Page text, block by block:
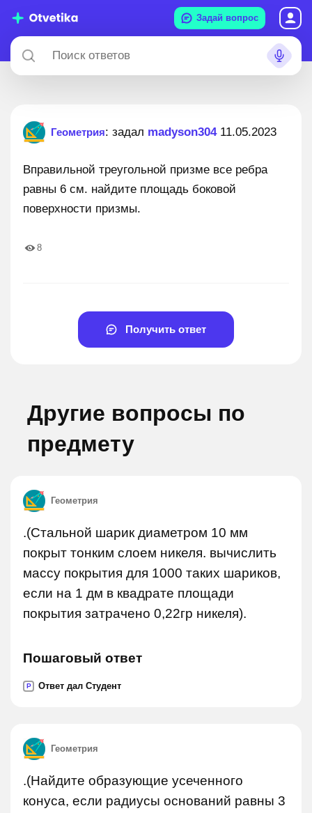
Задай вопрос
Геометрия: задал madyson30411.05.2023
Вправильной треугольной призме все ребра
равны 6 см. найдите площадь боковой
поверхности призмы.
8
Получить ответ
Другие вопросы по
предмету
Геометрия
.(Стальной шарик диаметром 10 мм
покрыт тонким слоем никеля. вычислить
массу покрытия для 1000 таких шариков,
если на 1 дм в квадрате площади
покрытия затрачено 0,22гр никеля).
Пошаговый ответ
P Ответ дал Студент
Геометрия
.(Найдите образующие усеченного
конуса, если радиусы оснований равны 3